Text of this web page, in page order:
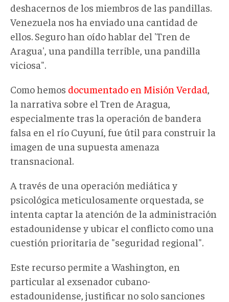
deshacernos de los miembros de las pandillas.
Venezuela nos ha enviado una cantidad de
ellos. Seguro han oído hablar del 'Tren de
Aragua', una pandilla terrible, una pandilla
viciosa".
Como hemos documentado en Misión Verdad
la narrativa sobre el Tren de Aragua,
especialmente tras la operación de bandera
falsa en el río Cuyuní, fue útil para construir la
imagen de una supuesta amenaza
transnacional.
A través de una operación mediática y
psicológica meticulosamente orquestada, se
intenta captar la atención de la administración
estadounidense y ubicar el conflicto como una
cuestión prioritaria de "seguridad regional".
Este recurso permite a Washington , en
particular al exsenador cubano-
estadounidense, justificar no solo sanciones